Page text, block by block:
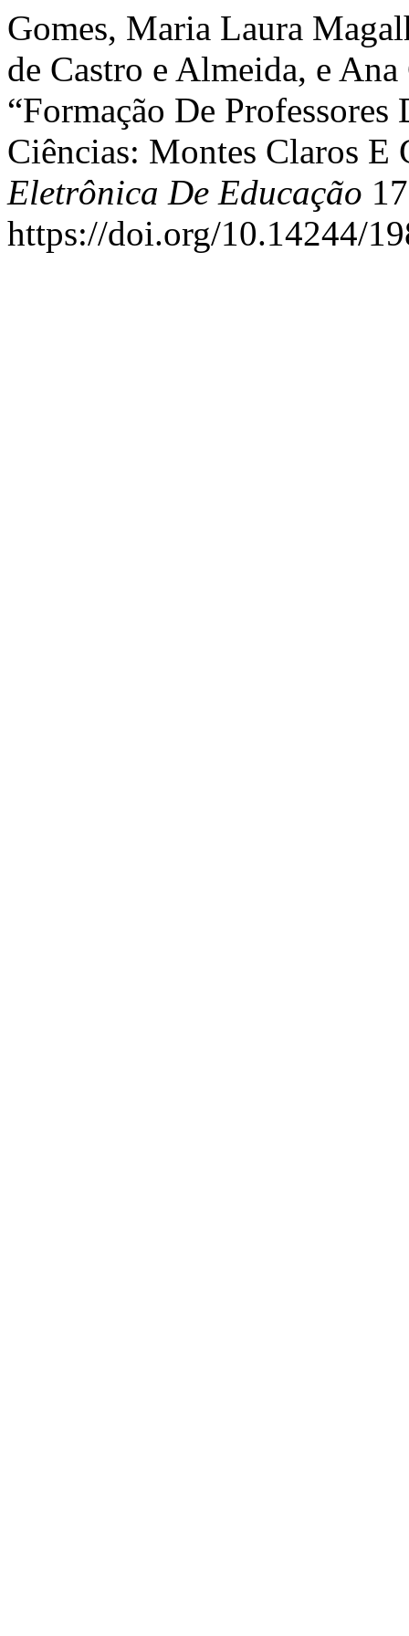
Gomes, Maria Laura
de Castro e Almeida, e
“Formação De
Ciências: Montes Claros E
Eletrônica De Educação
https://doi.org/10.14244/